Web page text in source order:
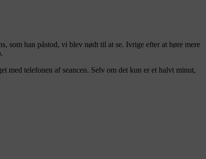
som han påstod, vi blev nødt til at se. Ivrige efter at høre mere
med telefonen af seancen. Selv om det kun er et halvt minut,